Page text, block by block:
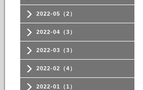
2022-05（2）
2022-04（3）
2022-03（3）
2022-02（4）
2022-01（1）